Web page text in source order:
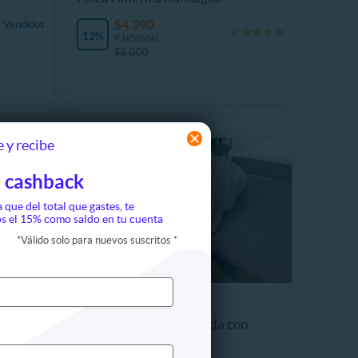
Vendidos
12%
$4.390
Limpieza Facial Profunda con
y recibe
cashback
que del total que gastes, te
el 15% como saldo en tu cuenta
*Válido solo para nuevos suscritos *